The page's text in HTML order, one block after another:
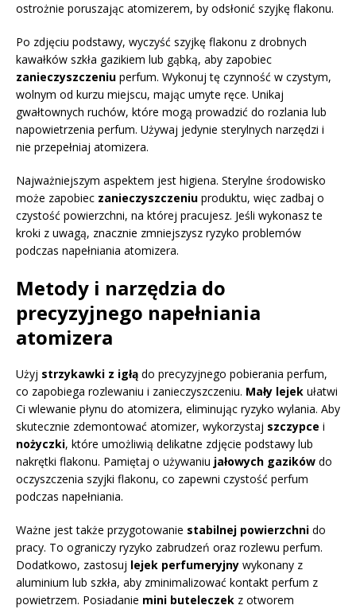
ostrożnie poruszając atomizerem, by odsłonić szyjkę flakonu.
Po zdjęciu podstawy, wyczyść szyjkę flakonu z drobnych
kawałków szkła gazikiem lub gąbką, aby zapobiec
zanieczyszczeniu perfum. Wykonuj tę czynność w czystym,
wolnym od kurzu miejscu, mając umyte ręce. Unikaj
gwałtownych ruchów, które mogą prowadzić do rozlania lub
napowietrzenia perfum. Używaj jedynie sterylnych narzędzi i
nie przepełniaj atomizera.
Najważniejszym aspektem jest higiena. Sterylne środowisko
może zapobiec zanieczyszczeniu produktu, więc zadbaj o
czystość powierzchni, na której pracujesz. Jeśli wykonasz te
kroki z uwagą, znacznie zmniejszysz ryzyko problemów
podczas napełniania atomizera.
Metody i narzędzia do
precyzyjnego napełniania
atomizera
Użyj strzykawki z igłą do precyzyjnego pobierania perfum,
co zapobiega rozlewaniu i zanieczyszczeniu. Mały lejek ułatwi
Ci wlewanie płynu do atomizera, eliminując ryzyko wylania. Aby
skutecznie zdemontować atomizer, wykorzystaj szczypce i
nożyczki, które umożliwią delikatne zdjęcie podstawy lub
nakrętki flakonu. Pamiętaj o używaniu jałowych gazików do
oczyszczenia szyjki flakonu, co zapewni czystość perfum
podczas napełniania.
Ważne jest także przygotowanie stabilnej powierzchni do
pracy. To ograniczy ryzyko zabrudzeń oraz rozlewu perfum.
Dodatkowo, zastosuj lejek perfumeryjny wykonany z
aluminium lub szkła, aby zminimalizować kontakt perfum z
powietrzem. Posiadanie mini buteleczek z otworem